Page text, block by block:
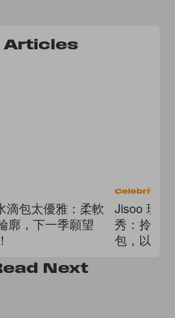
Articles
滴包太優雅：柔軟
廓，下一季願望
Celebrities
Jisoo 現
秀：拎上
包，以法
Next